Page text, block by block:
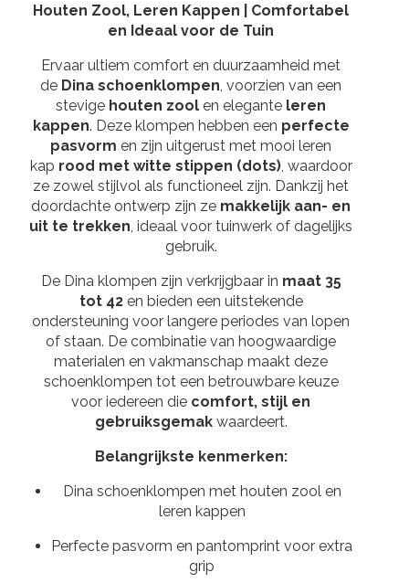
Houten Zool, Leren Kappen | Comfortabel
en Ideaal voor de Tuin
Ervaar ultiem comfort en duurzaamheid met
de Dina schoenklompen, voorzien van een
stevige houten zool en elegante leren
kappen. Deze klompen hebben een perfecte
pasvorm en zijn uitgerust met mooi leren
kap rood met witte stippen (dots), waardoor
ze zowel stijlvol als functioneel zijn. Dankzij het
doordachte ontwerp zijn ze makkelijk aan- en
uit te trekken, ideaal voor tuinwerk of dagelijks
gebruik.
De Dina klompen zijn verkrijgbaar in maat 35
tot 42en bieden een uitstekende
ondersteuning voor langere periodes van lopen
of staan. De combinatie van hoogwaardige
materialen en vakmanschap maakt deze
schoenklompen tot een betrouwbare keuze
voor iedereen die comfort, stijl en
gebruiksgemakwaardeert.
Belangrijkste kenmerken:
Dina schoenklompen met houten zool en
leren kappen
Perfecte pasvorm en pantomprint voor extra
grip